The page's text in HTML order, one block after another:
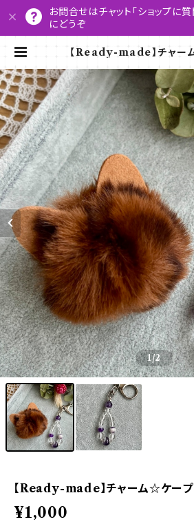
お問合せはチャット「ショップに
にどうぞ
【Ready-made】チャー
1/2
【Ready-made】チャーム☆ケープ
¥1,000